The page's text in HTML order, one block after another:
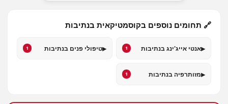
🔗 תחומים נוספים בקוסמטיקאית בנתיבות
▸אנטי אייג'ינג בנתיבות 1
▸טיפולי פנים בנתיבות 1
▸מזותרפיה בנתיבות 1